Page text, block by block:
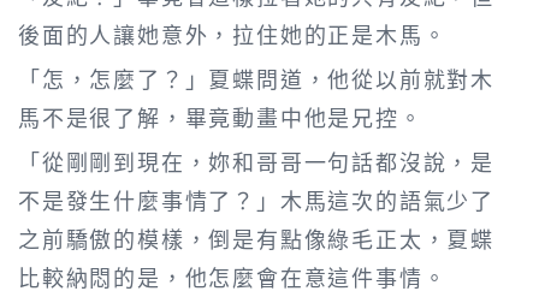
後面的人讓她意外，拉住她的正是木馬。
「怎，怎麼了？」夏蝶問道，他從以前就對木
馬不是很了解，畢竟動畫中他是兄控。
「從剛剛到現在，妳和哥哥一句話都沒說，是
不是發生什麼事情了？」木馬這次的語氣少了
之前驕傲的模樣，倒是有點像綠毛正太，夏蝶
比較納悶的是，他怎麼會在意這件事情。